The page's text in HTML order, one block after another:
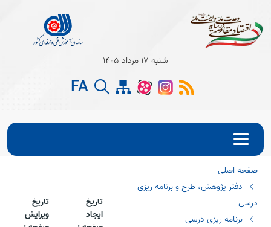
Open
شنبه 17 مرداد 1405
FA
صفحه اصلی
دفتر پژوهش، طرح و برنامه ریزی
درسی
برنامه ریزی درسی
تاریخ
ایجاد
تاریخ
ویرایش